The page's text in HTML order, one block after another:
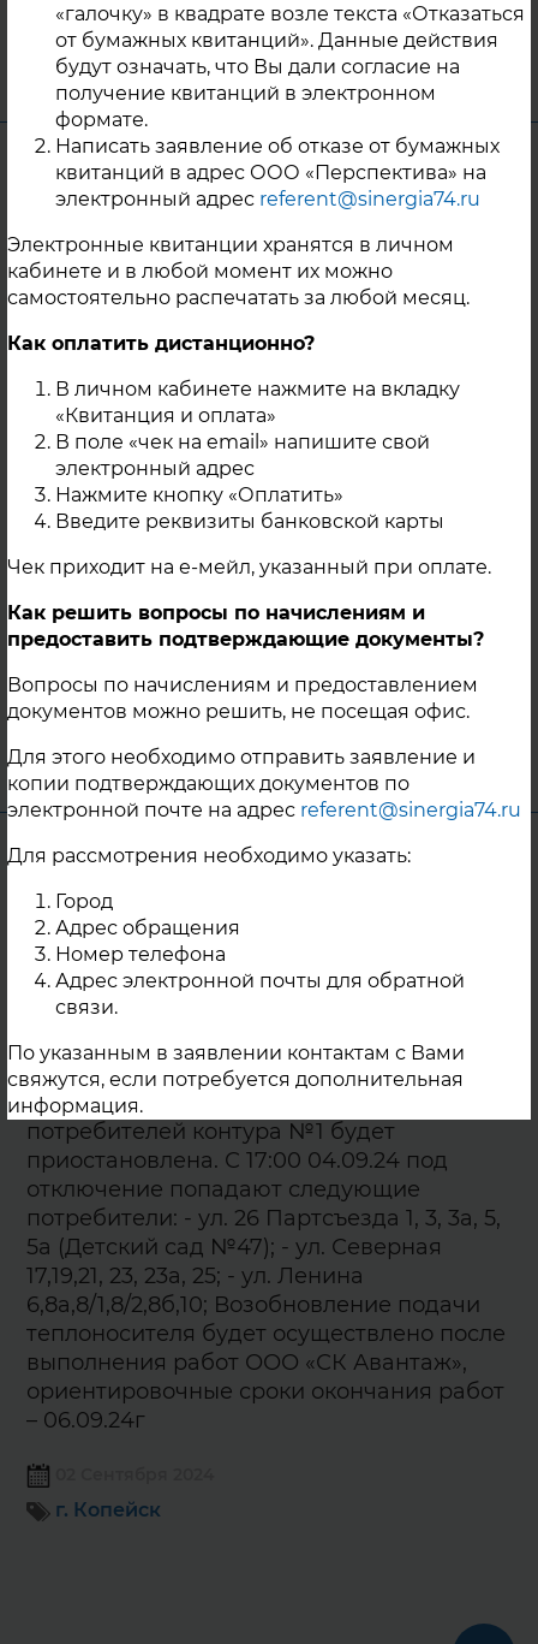
«галочку» в квадрате возле текста «Отказаться
от бумажных квитанций». Данные действия
будут означать, что Вы дали согласие на
получение квитанций в электронном
формате.
Написать заявление об отказе от бумажных
квитанций в адрес ООО «Перспектива» на
электронный адрес referent@sinergia74.ru
Электронные квитанции хранятся в личном
кабинете и в любой момент их можно
самостоятельно распечатать за любой месяц.
Как оплатить дистанционно?
В личном кабинете нажмите на вкладку
«Квитанция и оплата»
В поле «чек на email» напишите свой
электронный адрес
Нажмите кнопку «Оплатить»
Введите реквизиты банковской карты
Чек приходит на е-мейл, указанный при оплате.
Как решить вопросы по начислениям и
предоставить подтверждающие документы?
Вопросы по начислениям и предоставлением
документов можно решить, не посещая офис.
Для этого необходимо отправить заявление и
копии подтверждающих документов по
электронной почте на адрес referent@sinergia74.ru
Для рассмотрения необходимо указать:
Город
Адрес обращения
Номер телефона
Адрес электронной почты для обратной
связи.
По указанным в заявлении контактам с Вами
свяжутся, если потребуется дополнительная
информация.
11 Сентября 2024
г. Троицк
Уважаемые жители п. Октябрьский!
В связи с утечкой теплоносителя на
тепловых сетях ООО «ПКП Синергия» с
07.09.2024г. была прекращена подача
теплоносителя на нужды ГВС следующим
Северная 17,19,21,23,23а,25; - ул. Ленина
8/1,8/2,8б; Возобновление подачи
теплоносителя будет осуществлено после
локализации повреждения
трубопроводов и выполнения ремонтных
работ теплосетевой организацией ООО
«ПКП-Синергия». За информацией о
сроках и времени восстановления
рабочего состояния трубопроводов
тепловых сетей следует обращаться в
диспетчерскую службу ООО «ПКП-
10 Сентября 2024
г. Копейск
Уважаемые жители п. Октябрьский!
В связи с производством работ по замене
тепловых сетей ООО «СК Авантаж» в
контуре теплоснабжения № 1 п.
Октябрьский для подключения объекта
«Детского сада на 120 мест по ул. 26
Партсъезда, 3б в г. Копейске» с 08:00 до
17:00 04.09.24г. подача теплоносителя на
нужды горячего водоснабжения
потребителей контура №1 будет
приостановлена. С 17:00 04.09.24 под
отключение попадают следующие
потребители: - ул. 26 Партсъезда 1, 3, 3а, 5,
5а (Детский сад №47); - ул. Северная
17,19,21, 23, 23а, 25; - ул. Ленина
6,8а,8/1,8/2,8б,10; Возобновление подачи
теплоносителя будет осуществлено после
выполнения работ ООО «СК Авантаж»,
ориентировочные сроки окончания работ
– 06.09.24г
г. Копейск